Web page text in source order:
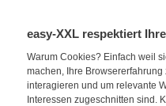
easy-XXL respektiert
Warum Cookies? Einfach weil
machen, Ihre
interagieren und um relevante
Interessen zugeschnitten sind.